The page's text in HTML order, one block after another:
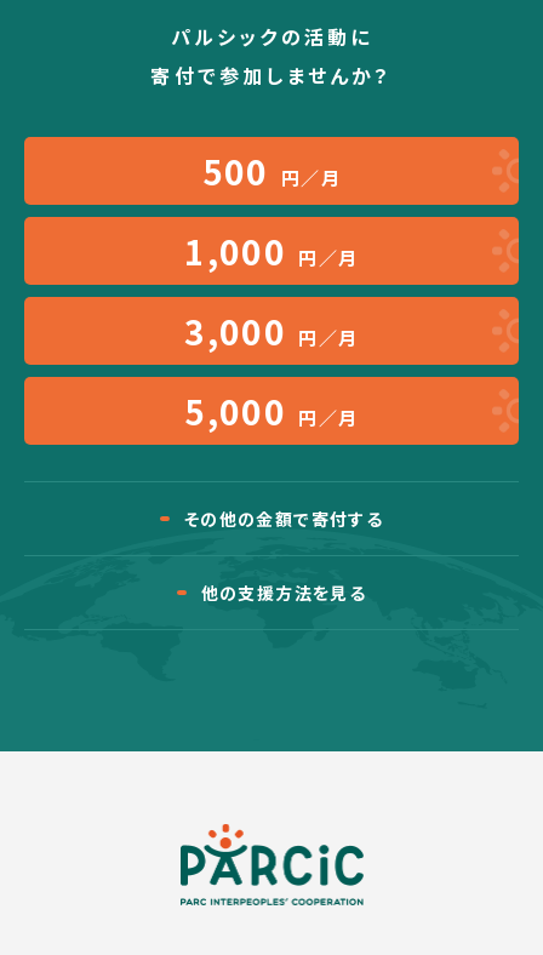
パルシックの活動に
寄付で参加しませんか？
500 円／月
1,000 円／月
3,000 円／月
5,000 円／月
その他の金額で寄付する
他の支援方法を見る